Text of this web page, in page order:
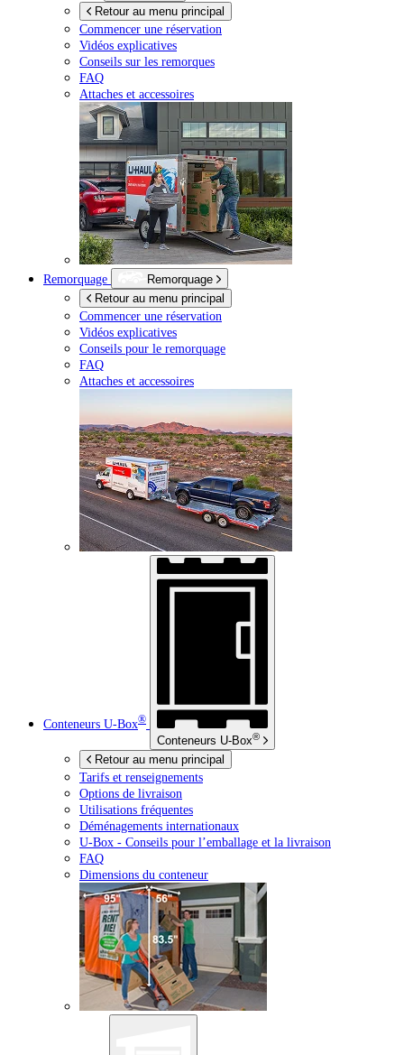
Retour au menu principal
Commencer une réservation
Vidéos explicatives
Conseils sur les remorques
FAQ
Attaches et accessoires
Remorquage
Remorquage
Retour au menu principal
Commencer une réservation
Vidéos explicatives
Conseils pour le remorquage
FAQ
Attaches et accessoires
Conteneurs U-Box®
Conteneurs U-Box®
Retour au menu principal
Tarifs et renseignements
Options de livraison
Utilisations fréquentes
Déménagements internationaux
U-Box - Conseils pour l’emballage et la livraison
FAQ
Dimensions du conteneur